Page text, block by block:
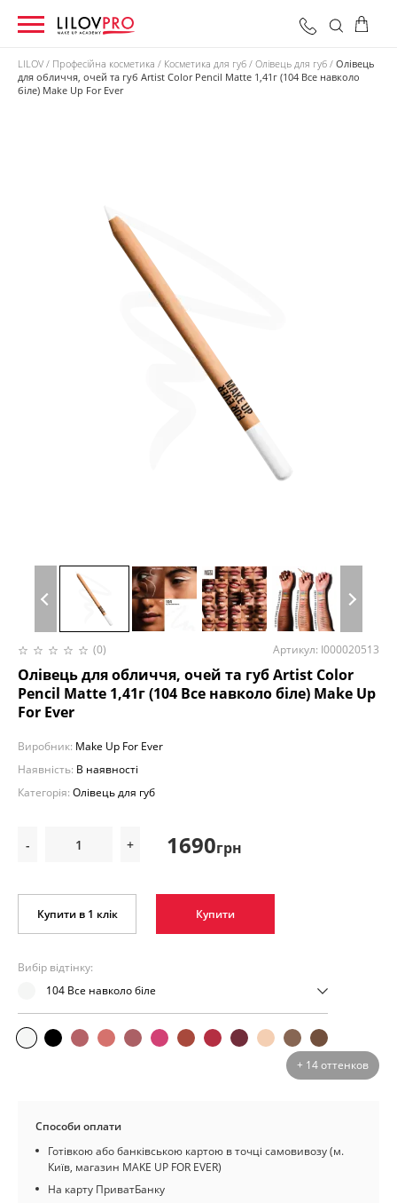
LILOV Професійна косметика Косметика для губ Олівець для губ
Олівець
для обличчя, очей та губ Artist Color Pencil Matte 1,41г (104 Все навколо
біле) Make Up For Ever
(0) Артикул: I000020513
Олівець для обличчя, очей та губ Artist Color
Pencil Matte 1,41г (104 Все навколо біле) Make Up
For Ever
Виробник: Make Up For Ever
Наявність: В наявності
Категорія: Олівець для губ
- + 1690грн
Купити в 1 клік Купити
Вибір відтінку:
104 Все навколо біле
+ 14 оттенков
Способи оплати
Готівкою або банківською картою в точці самовивозу (м.
Київ, магазин MAKE UP FOR EVER)
На карту ПриватБанку